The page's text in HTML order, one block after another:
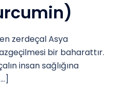
zerdeçal Asya
bir baharattır.
insan sağlığına